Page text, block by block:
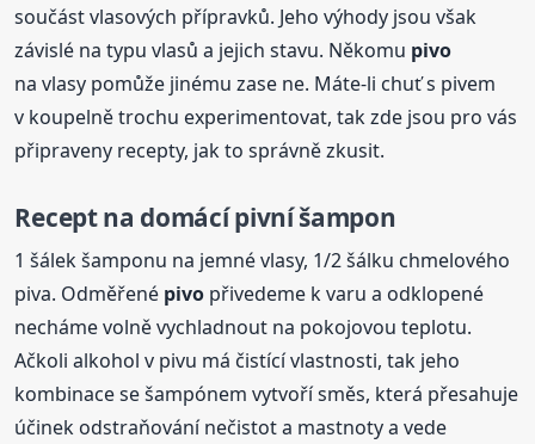
součást vlasových přípravků. Jeho výhody jsou však
závislé na typu vlasů a jejich stavu. Někomu pivo
na vlasy pomůže jinému zase ne. Máte-li chuť s pivem
v koupelně trochu experimentovat, tak zde jsou pro vás
připraveny recepty, jak to správně zkusit.
Recept na domácí pivní šampon
1 šálek šamponu na jemné vlasy, 1/2 šálku chmelového
piva. Odměřené pivo přivedeme k varu a odklopené
necháme volně vychladnout na pokojovou teplotu.
Ačkoli alkohol v pivu má čistící vlastnosti, tak jeho
kombinace se šampónem vytvoří směs, která přesahuje
účinek odstraňování nečistot a mastnoty a vede